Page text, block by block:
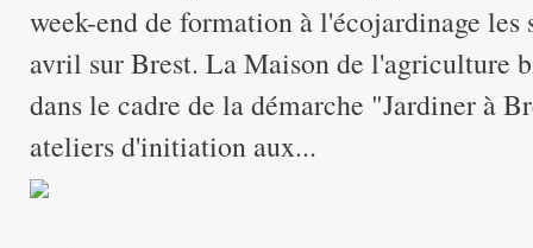
week-end de formation à l'écojardinage
avril sur Brest. La Maison de l'agriculture
dans le cadre de la démarche "Jardiner à
ateliers d'initiation aux...